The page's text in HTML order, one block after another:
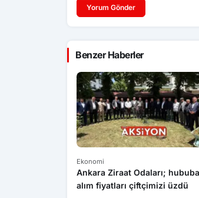
Yorum Gönder
Benzer Haberler
Ekonomi
Ankara Ziraat Odaları;
alım fiyatları çiftçimizi üzdü